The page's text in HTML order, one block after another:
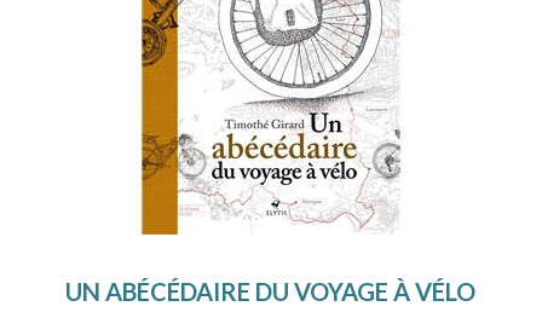
UN ABÉCÉDAIRE DU VOYAGE À VÉLO